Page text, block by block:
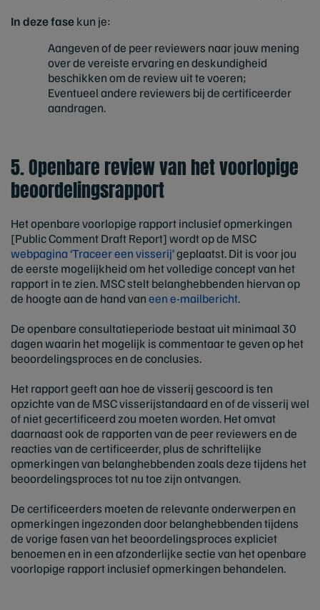
In deze fasekun je:
Aangeven of de peer reviewers naar jouw mening
over de vereiste ervaring en deskundigheid
beschikken om de review uit te voeren;
Eventueel andere reviewers bij de certificeerder
aandragen.
5. Openbare review van het voorlopige
beoordelingsrapport
Het openbare voorlopige rapport inclusief opmerkingen
[Public Comment Draft Report] wordt op de MSC
webpagina ‘Traceer een visserij’geplaatst. Dit is voor jou
de eerste mogelijkheid om het volledige concept van het
rapport in te zien. MSC stelt belanghebbenden hiervan op
de hoogte aan de hand vaneen e-mailbericht.
De openbare consultatieperiode bestaat uit minimaal 30
dagen waarin het mogelijk is commentaar te geven op het
beoordelingsproces en de conclusies.
Het rapport geeft aan hoe de visserij gescoord is ten
opzichte van de MSC visserijstandaard en of de visserij wel
of niet gecertificeerd zou moeten worden. Het omvat
daarnaast ook de rapporten van de peer reviewers en de
reacties van de certificeerder, plus de schriftelijke
opmerkingen van belanghebbenden zoals deze tijdens het
beoordelingsproces tot nu toe zijn ontvangen.
De certificeerders moeten de relevante onderwerpen en
opmerkingen ingezonden door belanghebbenden tijdens
de vorige fasen van het beoordelingsproces expliciet
benoemen en in een afzonderlijke sectie van het openbare
voorlopige rapport inclusief opmerkingen behandelen.